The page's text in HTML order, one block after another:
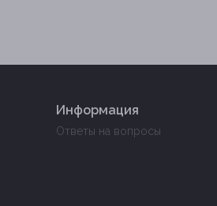
Информация
Ответы на вопросы